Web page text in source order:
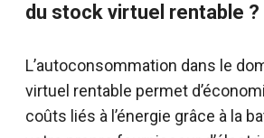
du stock virtuel rentable ?
L’autoconsommation dans le
virtuel rentable permet
coûts liés à l’énergie grâce à la